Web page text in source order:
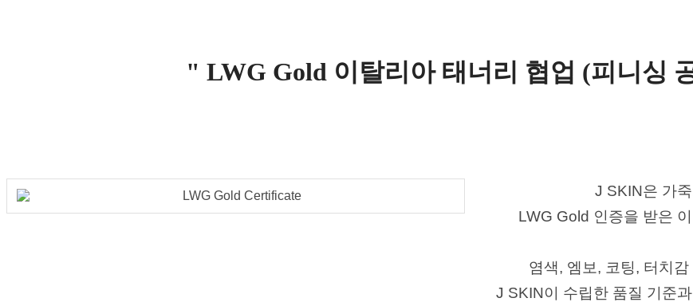
" LWG Gold 이탈리아 태너리 협업 (피니싱
J SKIN은 가
LWG Gold 인증을 받은
염색, 엠보, 코팅, 터치감
J SKIN이 수립한 품질 기준과